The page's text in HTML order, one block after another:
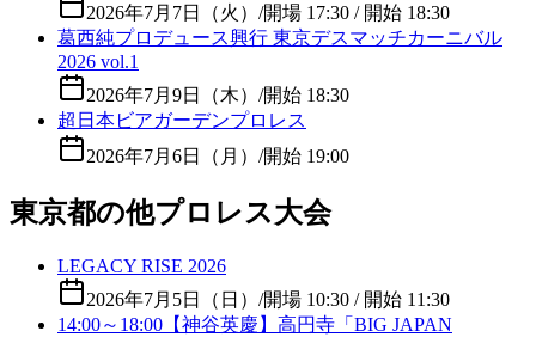
2026年7月7日（火） /開場 17:30 / 開始 18:30
葛西純プロデュース興行 東京デスマッチカーニバル
2026 vol.1
2026年7月9日（木） /開始 18:30
超日本ビアガーデンプロレス
2026年7月6日（月） /開始 19:00
東京都の他プロレス大会
LEGACY RISE 2026
2026年7月5日（日） /開場 10:30 / 開始 11:30
14:00～18:00【神谷英慶】高円寺「BIG JAPAN